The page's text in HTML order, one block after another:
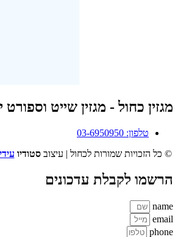
מגזין כחול - מגזין שייט וספורט
טלפון: 03-6950950
© כל הזכויות שמורות לכחול | עיצובסטודיו
הרשמו לקבלת עדכונים
name
email
phone